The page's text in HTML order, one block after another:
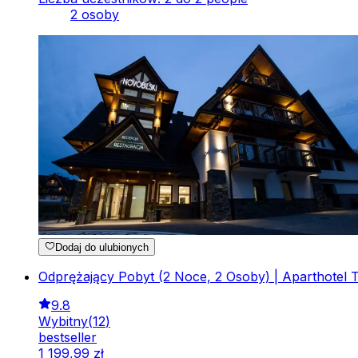
2 osoby
Dodaj do ulubionych
Odprężający Pobyt (2 Noce, 2 Osoby) | Aparthotel
9.8
Wybitny(12)
bestseller
1 199,99 zł